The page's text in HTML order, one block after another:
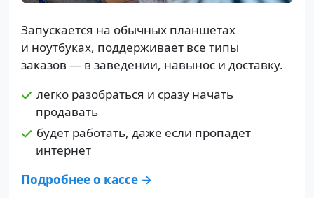
Запускается на обычных планшетах
и ноутбуках, поддерживает все типы
заказов — в заведении, навынос и доставку.
легко разобраться и сразу начать
продавать
будет работать, даже если пропадет
интернет
Подробнее о кассе →